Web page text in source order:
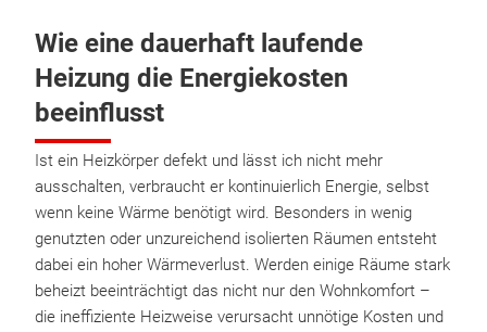
Wie eine dauerhaft laufende
Heizung die Energiekosten
beeinflusst
Ist ein Heizkörper defekt und lässt ich nicht mehr
ausschalten, verbraucht er kontinuierlich Energie, selbst
wenn keine Wärme benötigt wird. Besonders in wenig
genutzten oder unzureichend isolierten Räumen entsteht
dabei ein hoher Wärmeverlust. Werden einige Räume stark
beheizt beeinträchtigt das nicht nur den Wohnkomfort –
die ineffiziente Heizweise verursacht unnötige Kosten und